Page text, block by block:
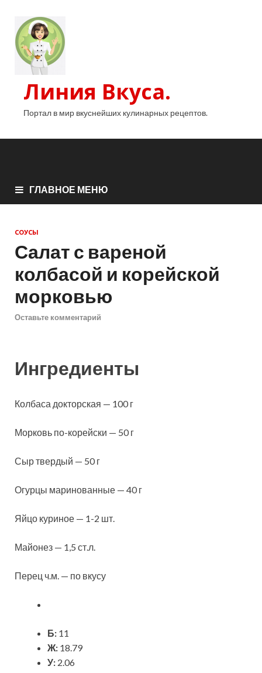
Линия Вкуса.
Портал в мир вкуснейших кулинарных рецептов.
ГЛАВНОЕ МЕНЮ
СОУСЫ
Салат с вареной
колбасой и корейской
морковью
Оставьте комментарий
Ингредиенты
Колбаса докторская — 100 г
Морковь по-корейски — 50 г
Сыр твердый — 50 г
Огурцы маринованные — 40 г
Яйцо куриное — 1-2 шт.
Майонез — 1,5 ст.л.
Перец ч.м. — по вкусу
Б: 11
Ж: 18.79
У: 2.06